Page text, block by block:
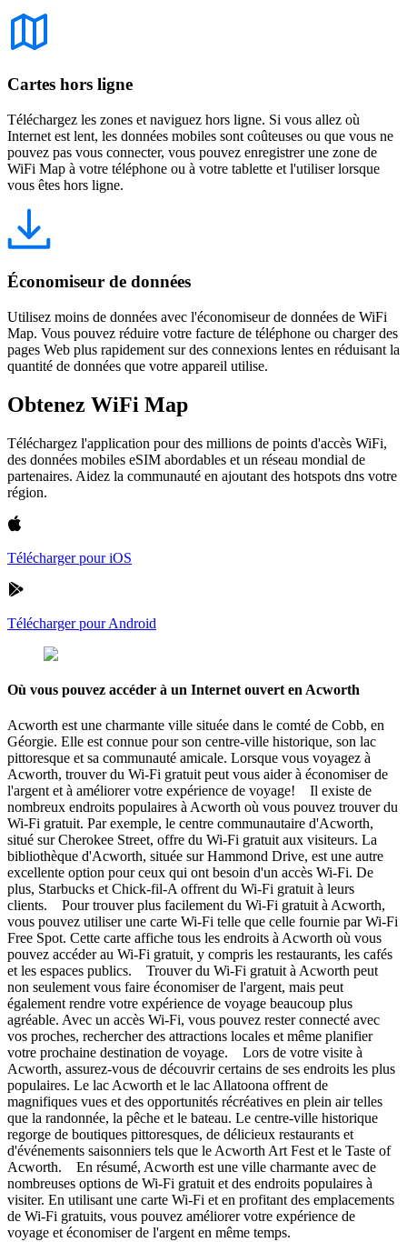
Cartes hors ligne
Téléchargez les zones et naviguez hors ligne. Si vous allez où
Internet est lent, les données mobiles sont coûteuses ou que vous ne
pouvez pas vous connecter, vous pouvez enregistrer une zone de
WiFi Map à votre téléphone ou à votre tablette et l'utiliser lorsque
vous êtes hors ligne.
Économiseur de données
Utilisez moins de données avec l'économiseur de données de WiFi
Map. Vous pouvez réduire votre facture de téléphone ou charger des
pages Web plus rapidement sur des connexions lentes en réduisant la
quantité de données que votre appareil utilise.
Obtenez WiFi Map
Téléchargez l'application pour des millions de points d'accès WiFi,
des données mobiles eSIM abordables et un réseau mondial de
partenaires. Aidez la communauté en ajoutant des hotspots dns votre
région.
Télécharger pour iOS
Télécharger pour Android
Où vous pouvez accéder à un Internet ouvert en Acworth
Acworth est une charmante ville située dans le comté de Cobb, en
Géorgie. Elle est connue pour son centre-ville historique, son lac
pittoresque et sa communauté amicale. Lorsque vous voyagez à
Acworth, trouver du Wi-Fi gratuit peut vous aider à économiser de
l'argent et à améliorer votre expérience de voyage! Il existe de
nombreux endroits populaires à Acworth où vous pouvez trouver du
Wi-Fi gratuit. Par exemple, le centre communautaire d'Acworth,
situé sur Cherokee Street, offre du Wi-Fi gratuit aux visiteurs. La
bibliothèque d'Acworth, située sur Hammond Drive, est une autre
excellente option pour ceux qui ont besoin d'un accès Wi-Fi. De
plus, Starbucks et Chick-fil-A offrent du Wi-Fi gratuit à leurs
clients. Pour trouver plus facilement du Wi-Fi gratuit à Acworth,
vous pouvez utiliser une carte Wi-Fi telle que celle fournie par Wi-Fi
Free Spot. Cette carte affiche tous les endroits à Acworth où vous
pouvez accéder au Wi-Fi gratuit, y compris les restaurants, les cafés
et les espaces publics. Trouver du Wi-Fi gratuit à Acworth peut
non seulement vous faire économiser de l'argent, mais peut
également rendre votre expérience de voyage beaucoup plus
agréable. Avec un accès Wi-Fi, vous pouvez rester connecté avec
vos proches, rechercher des attractions locales et même planifier
votre prochaine destination de voyage. Lors de votre visite à
Acworth, assurez-vous de découvrir certains de ses endroits les plus
populaires. Le lac Acworth et le lac Allatoona offrent de
magnifiques vues et des opportunités récréatives en plein air telles
que la randonnée, la pêche et le bateau. Le centre-ville historique
regorge de boutiques pittoresques, de délicieux restaurants et
d'événements saisonniers tels que le Acworth Art Fest et le Taste of
Acworth. En résumé, Acworth est une ville charmante avec de
nombreuses options de Wi-Fi gratuit et des endroits populaires à
visiter. En utilisant une carte Wi-Fi et en profitant des emplacements
de Wi-Fi gratuits, vous pouvez améliorer votre expérience de
voyage et économiser de l'argent en même temps.